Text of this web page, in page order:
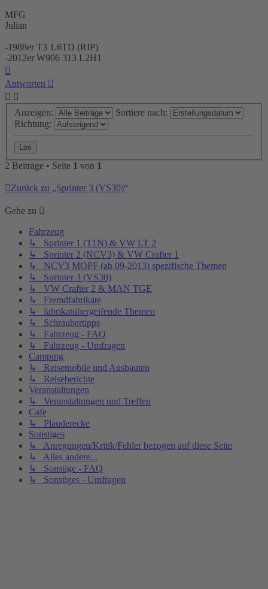
MFG
Julian
-1988er T3 1.6TD (RIP)
-2012er W906 313 L2H1
Antworten
Anzeigen:
Sortiere nach:
Richtung:
2 Beiträge • Seite 1 von 1
Zurück zu „Sprinter 3 (VS30)“
Gehe zu
Fahrzeug
↳ Sprinter 1 (T1N) & VW LT 2
↳ Sprinter 2 (NCV3) & VW Crafter 1
↳ NCV3 MOPF (ab 09-2013) spezifische Themen
↳ Sprinter 3 (VS30)
↳ VW Crafter 2 & MAN TGE
↳ Fremdfabrikate
↳ fabrikatübergeifende Themen
↳ Schraubertipps
↳ Fahrzeug - FAQ
↳ Fahrzeug - Umfragen
Camping
↳ Reisemobile und Ausbauten
↳ Reiseberichte
Veranstaltungen
↳ Veranstaltungen und Treffen
Cafe
↳ Plauderecke
Sonstiges
↳ Anregungen/Kritik/Fehler bezogen auf diese Seite
↳ Alles andere...
↳ Sonstige - FAQ
↳ Sonstiges - Umfragen